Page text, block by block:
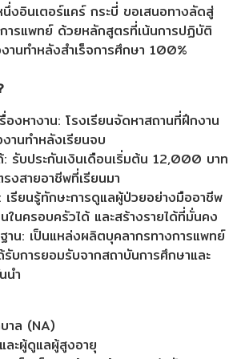
งอินเตอร์แคร์ กระบี่ ขอเสนอทางลัดสู่
การแพทย์ ด้วยหลักสูตรที่เน้นการปฏิบัติ
านทำหลังสำเร็จการศึกษา 100%
องหางาน: โรงเรียนจัดหาสถานที่ฝึกงาน
านทำหลังเรียนจบ
: รับประกันเงินเดือนเริ่มต้น 12,000 บาท
รงสายอาชีพที่เรียนมา
รียนรู้ทักษะการดูแลผู้ป่วยอย่างมืออาชีพ
ในครอบครัวได้ และสร้างรายได้ที่มั่นคง
น: เป็นแหล่งผลิตบุคลากรทางการแพทย์
บการยอมรับจากสถาบันการศึกษาและ
นำ
าล (NA)
ละผู้ดูแลผู้สูงอายุ